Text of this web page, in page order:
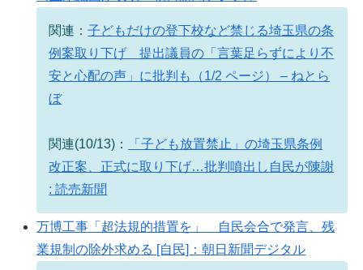
関連：子どもだけの登下校など禁じる埼玉県の条
例案取り下げ 提出議員の「言葉足らずにより不
安と心配の声」に批判も（1/2 ページ） – ねとら
ぼ
関連(10/13)：
「子ども放置禁止」の埼玉県条例
改正案、正式に取り下げ…批判噴出し自民が陳謝
: 読売新聞
万博工事「超法規的措置を」 自民会合で発言、残
業規制の除外求める [自民]：朝日新聞デジタル